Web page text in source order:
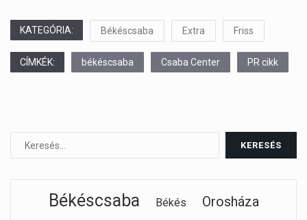
KATEGÓRIA: Békéscsaba Extra Friss
CÍMKÉK: békéscsaba Csaba Center PR cikk
Békéscsaba Békés
Orosháza